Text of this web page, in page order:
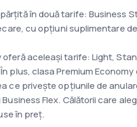
în două tarife: Business
cu opțiuni suplimentare
aceleaşi tarife: Light,
plus, clasa Premium
ce privește opțiunile de
Flex. Călătorii care
în preț.